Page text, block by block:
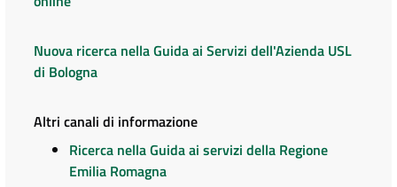
Nuova ricerca nella Guida ai Servizi dell'Azienda USL
di Bologna
Altri canali di informazione
Ricerca nella Guida ai servizi della Regione
Emilia Romagna